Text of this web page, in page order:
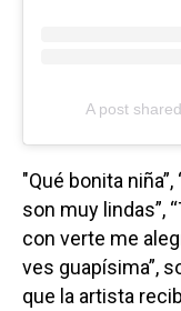
A post
"Qué bonita
son muy lindas”,
con verte me
ves guapísima”,
que la artista